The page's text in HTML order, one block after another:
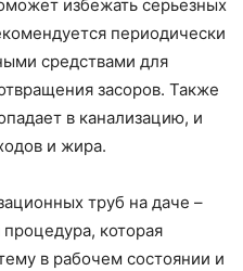
избежать серьезных
периодически
средствами для
засоров. Также
в канализацию, и
и жира.
труб на даче –
которая
в рабочем состоянии и